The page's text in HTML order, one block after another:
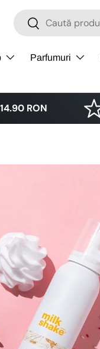
Cǎutare
Cǎutare
Parfumuri
RON